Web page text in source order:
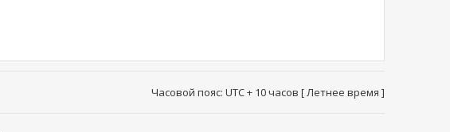
Часовой пояс: UTC + 10 часов [ Летнее время ]